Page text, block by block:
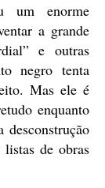
um enorme
a grande
e outras
negro tenta
Mas ele é
enquanto
desconstrução
de obras